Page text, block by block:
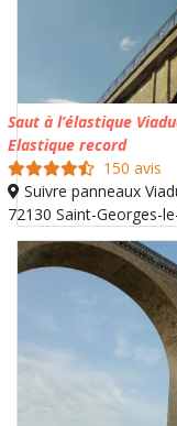
Saut à l’élastique
Elastique record
150 avis
Suivre panneaux
72130 Saint-Georges-